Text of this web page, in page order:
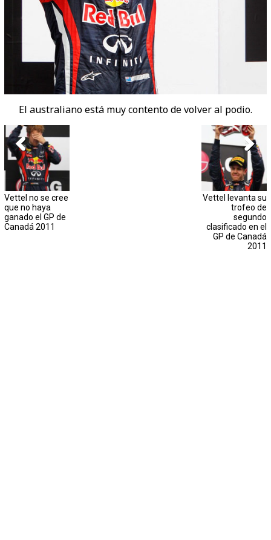
El australiano está muy contento de volver al podio.
Vettel no se cree
que no haya
ganado el GP de
Canadá 2011
Vettel levanta su
trofeo de
segundo
clasificado en el
GP de Canadá
2011